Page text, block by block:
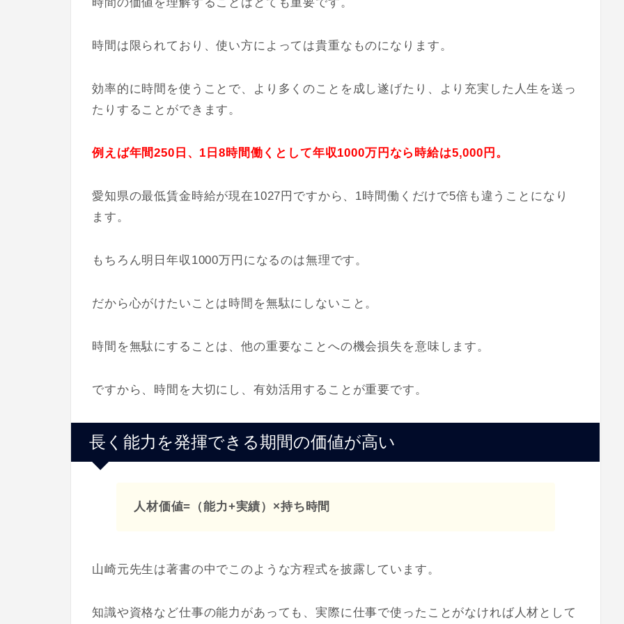
時間は限られており、使い方によっては貴重なものになります。
効率的に時間を使うことで、より多くのことを成し遂げたり、より充実した人生を送っ
たりすることができます。
例えば年間250日、1日8時間働くとして年収1000万円なら時給は5,000円。
愛知県の最低賃金時給が現在1027円ですから、1時間働くだけで5倍も違うことになり
ます。
もちろん明日年収1000万円になるのは無理です。
だから心がけたいことは時間を無駄にしないこと。
時間を無駄にすることは、他の重要なことへの機会損失を意味します。
ですから、時間を大切にし、有効活用することが重要です。
長く能力を発揮できる期間の価値が高い
人材価値=（能力+実績）×持ち時間
山崎元先生は著書の中でこのような方程式を披露しています。
知識や資格など仕事の能力があっても、実際に仕事で使ったことがなければ人材として